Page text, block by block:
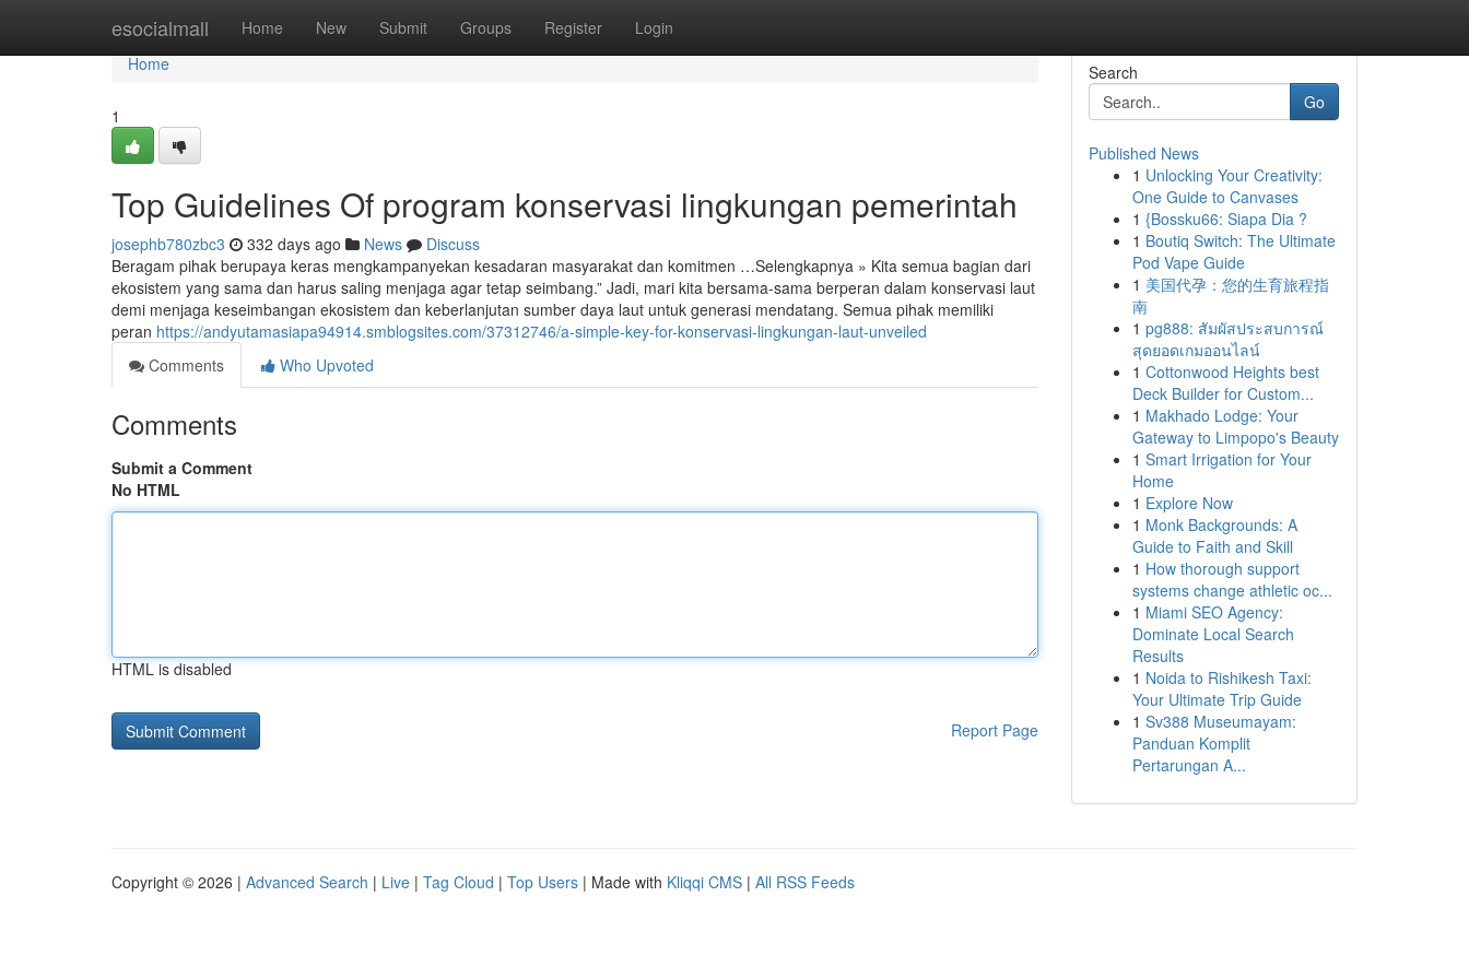
esocialmall Home New Submit Groups Register Login
Home
Home
1
Top Guidelines Of program konservasi lingkungan pemerintah
josephb780zbc3 332 days ago News
Discuss
Beragam pihak berupaya keras mengkampanyekan kesadaran masyarakat dan komitmen …Selengkapnya » Kita semua bagian dari
ekosistem yang sama dan harus saling menjaga agar tetap seimbang.” Jadi, mari kita bersama-sama berperan dalam konservasi laut
demi menjaga keseimbangan ekosistem dan keberlanjutan sumber daya laut untuk generasi mendatang. Semua pihak memiliki
peran https://andyutamasiapa94914.smblogsites.com/37312746/a-simple-key-for-konservasi-lingkungan-laut-unveiled
Comments
Who Upvoted
Comments
Submit a Comment
No HTML
HTML is disabled
Report Page
Search
Go
Published News
1 Unlocking Your Creativity:
One Guide to Canvases
1 {Bossku66: Siapa Dia ?
1 Boutiq Switch: The Ultimate
Pod Vape Guide
1 美国代孕：您的生育旅程指
南
1 pg888: สัมผัสประสบการณ์
สุดยอดเกมออนไลน์
1 Cottonwood Heights best
Deck Builder for Custom...
1 Makhado Lodge: Your
Gateway to Limpopo's Beauty
1 Smart Irrigation for Your
Home
1 Explore Now
1 Monk Backgrounds: A
Guide to Faith and Skill
1 How thorough support
systems change athletic oc...
1 Miami SEO Agency:
Dominate Local Search
Results
1 Noida to Rishikesh Taxi:
Your Ultimate Trip Guide
1 Sv388 Museumayam:
Panduan Komplit
Pertarungan A...
Copyright © 2026 | Advanced Search | Live | Tag Cloud | Top Users | Made with Kliqqi CMS | All RSS Feeds